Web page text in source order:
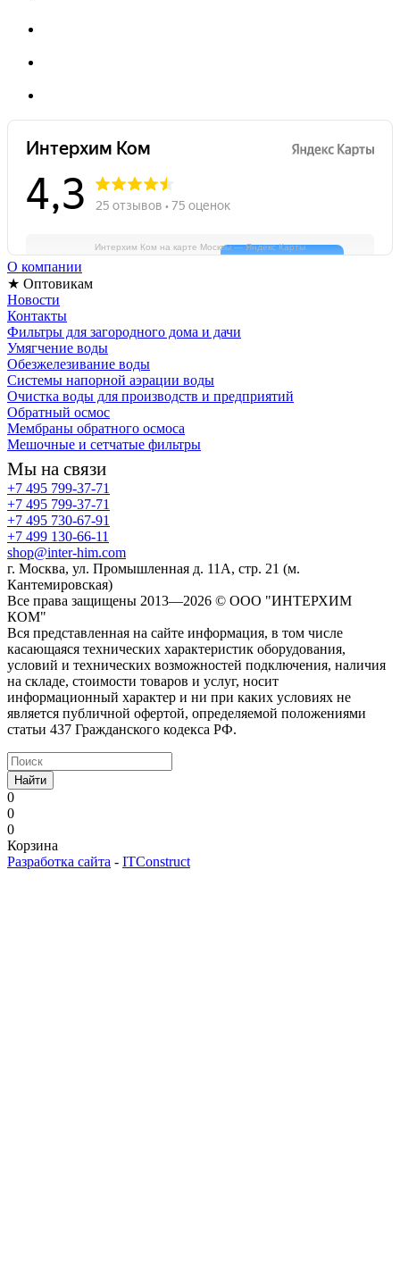
Интерхим Ком на карте Москвы — Яндекс Карты
О компании
★ Оптовикам
Новости
Контакты
Фильтры для загородного дома и дачи
Умягчение воды
Обезжелезивание воды
Системы напорной аэрации воды
Очистка воды для производств и предприятий
Обратный осмос
Мембраны обратного осмоса
Мешочные и сетчатые фильтры
Мы на связи
+7 495 799-37-71
+7 495 799-37-71
+7 495 730-67-91
+7 499 130-66-11
shop@inter-him.com
г. Москва, ул. Промышленная д. 11А, стр. 21 (м.
Кантемировская)
Все права защищены 2013—2026 © OOO "ИНТЕРХИМ
КОМ"
Вся представленная на сайте информация, в том числе
касающаяся технических характеристик оборудования,
условий и технических возможностей подключения, наличия
на складе, стоимости товаров и услуг, носит
информационный характер и ни при каких условиях не
является публичной офертой, определяемой положениями
статьи 437 Гражданского кодекса РФ.
Найти
0
0
0
Корзина
Разработка сайта - ITConstruct